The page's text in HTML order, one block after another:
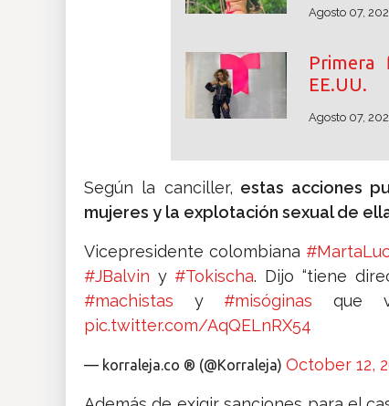
Agosto 07,
Primera
EE.UU.
Agosto 07,
Según la canciller, estas acciones
mujeres y la explotación sexual de
Vicepresidente colombiana
#JBalvin y #Tokischa. Dijo “tiene
#machistas y #misóginas que
pic.twitter.com/AqQELnRX54
— korraleja.co ® (@Korraleja) October 12,